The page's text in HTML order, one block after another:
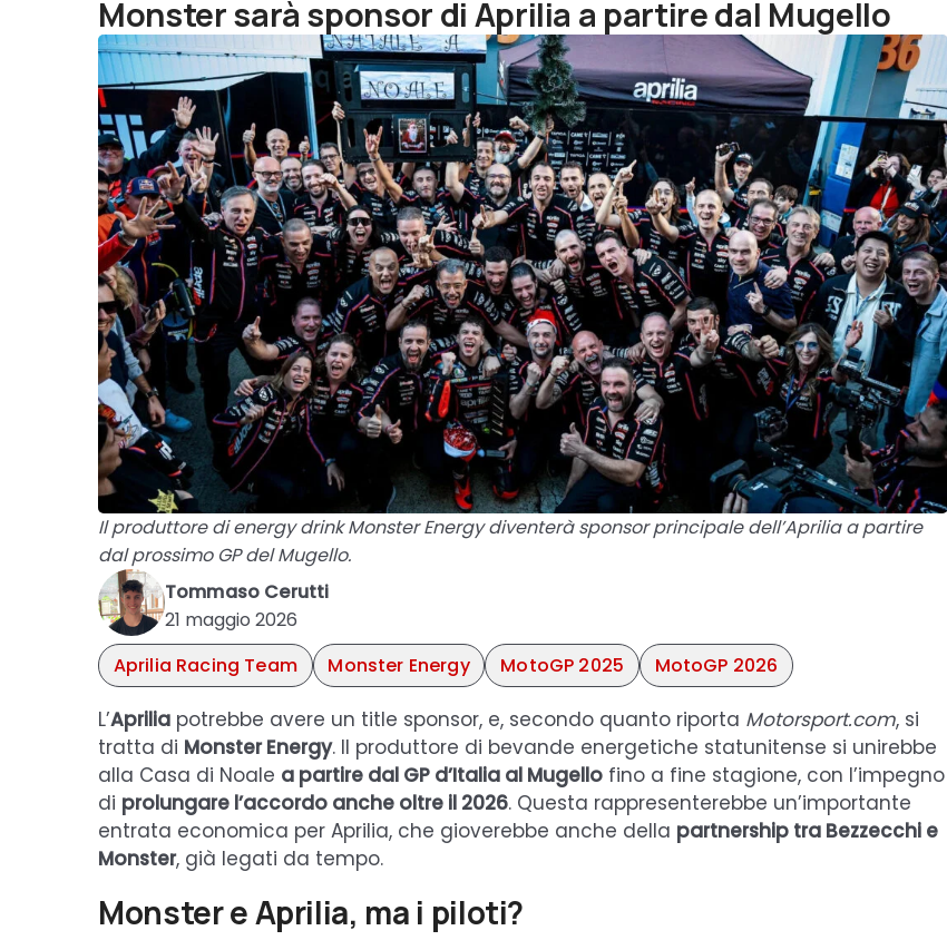
Monster sarà sponsor di Aprilia a partire dal Mugello
Il produttore di energy drink Monster Energy diventerà sponsor principale dell’Aprilia a partire
dal prossimo GP del Mugello.
Tommaso Cerutti
21 maggio 2026
Aprilia Racing Team
Monster Energy MotoGP 2025 MotoGP 2026
L’Aprilia potrebbe avere un title sponsor, e, secondo quanto riporta Motorsport.com, si
tratta di Monster Energy. Il produttore di bevande energetiche statunitense si unirebbe
alla Casa di Noale a partire dal GP d’Italia al Mugello fino a fine stagione, con l’impegno
di prolungare l’accordo anche oltre il 2026. Questa rappresenterebbe un’importante
entrata economica per Aprilia, che gioverebbe anche della partnership tra Bezzecchi e
Monster, già legati da tempo.
Monster e Aprilia, ma i piloti?